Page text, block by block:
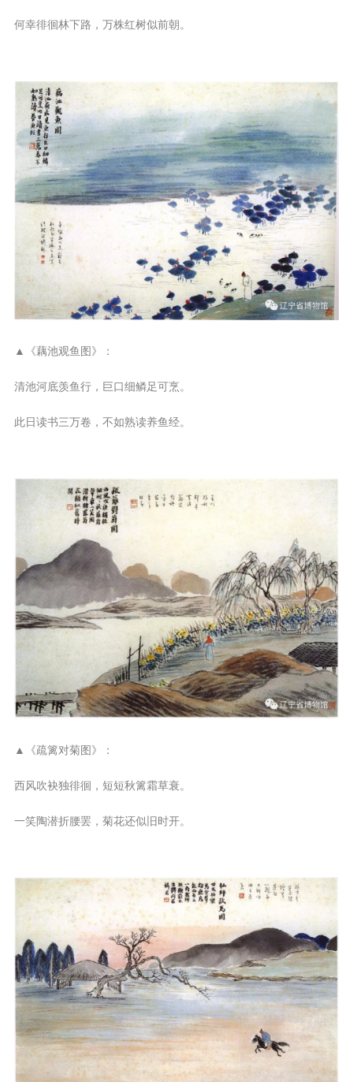
何幸徘徊林下路，万株红树似前朝。
▲《藕池观鱼图》：
清池河底羡鱼行，巨口细鳞足可烹。
此日读书三万卷，不如熟读养鱼经。
▲《疏篱对菊图》：
西风吹袂独徘徊，短短秋篱霜草衰。
一笑陶潜折腰罢，菊花还似旧时开。